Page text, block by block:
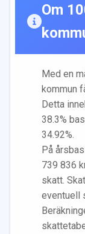
Om
Med en
kommun
Detta
38.3%
34.92%.
På
739 836
skatt.
eventuell